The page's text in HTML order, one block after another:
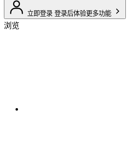
立即登录 登录后体验更多功能
浏览